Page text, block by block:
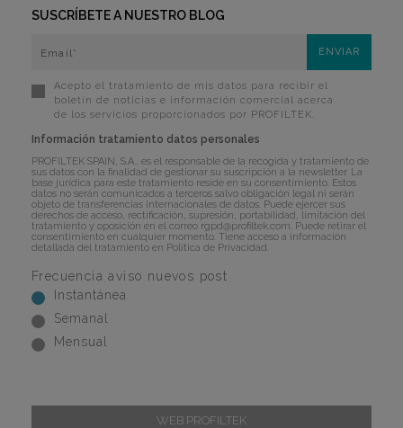
SUSCRÍBETE A NUESTRO BLOG
Acepto el tratamiento de mis datos para recibir el
boletín de noticias e información comercial acerca
de los servicios proporcionados por PROFILTEK.
Información tratamiento datos personales
PROFILTEK SPAIN, S.A., es el responsable de la recogida y tratamiento de
sus datos con la finalidad de gestionar su suscripción a la newsletter. La
base jurídica para este tratamiento reside en su consentimiento. Estos
datos no serán comunicados a terceros salvo obligación legal ni serán
objeto de transferencias internacionales de datos. Puede ejercer sus
derechos de acceso, rectificación, supresión, portabilidad, limitación del
tratamiento y oposición en el correo rgpd@profiltek.com . Puede retirar el
consentimiento en cualquier momento. Tiene acceso a información
detallada del tratamiento en Política de Privacidad
Frecuencia aviso nuevos post
Instantánea
Semanal
Mensual
WEB PROFILTEK